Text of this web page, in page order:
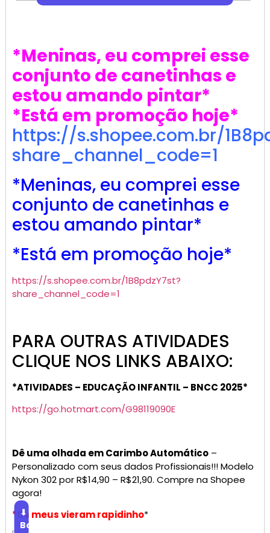
*Meninas, eu comprei esse
conjunto de canetinhas e
estou amando pintar*
*Está em promoção hoje*
https://s.shopee.com.br/
share_channel_code=1
*Meninas, eu comprei esse
conjunto de canetinhas e
estou amando pintar*
*Está em promoção hoje*
https://s.shopee.com.br/1B8pdzY7st?
share_channel_code=1
PARA OUTRAS ATIVIDADES
CLIQUE NOS LINKS ABAIXO:
*ATIVIDADES – EDUCAÇÃO INFANTIL – BNCC 2025*
https://go.hotmart.com/G98119090E
Dê uma olhada em Carimbo Automático –
Personalizado com seus dados Profissionais!!! Modelo
Nykon 302 por R$14,90 – R$21,90. Compre na Shopee
agora!
*Os meus vieram rapidinho*
⬇
Baixar